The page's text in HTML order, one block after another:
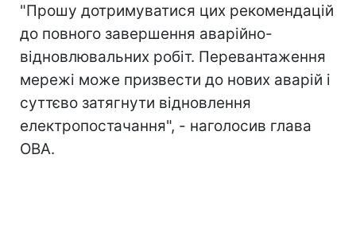
"Прошу дотримуватися цих рекомендацій
до повного завершення аварійно-
відновлювальних робіт. Перевантаження
мережі може призвести до нових аварій і
суттєво затягнути відновлення
електропостачання", - наголосив глава
ОВА.